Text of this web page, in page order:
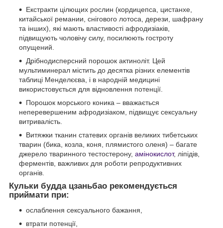
Екстракти цілющих рослин (кордицепса, цистанхе,
китайської ремании, снігового лотоса, дерези, шафрану
та інших), які мають властивості афродизіаків,
підвищують чоловічу силу, посилюють гостроту
опущений.
Дрібнодисперсний порошок актиноліт. Цей
мультиминерал містить до десятка різних елементів
таблиці Менделєєва, і в народній медицині
використовується для відновлення потенції.
Порошок морського коника – вважається
неперевершеним афродизіаком, підвищує сексуальну
витривалість.
Витяжки тканин статевих органів великих тибетських
тварин (бика, козла, коня, плямистого оленя) – багате
джерело тваринного тестостерону, амінокислот, ліпідів,
ферментів, важливих для роботи репродуктивних
органів.
Кульки будда цзаньбао рекомендується
приймати при:
ослаблення сексуального бажання,
втрати потенції,